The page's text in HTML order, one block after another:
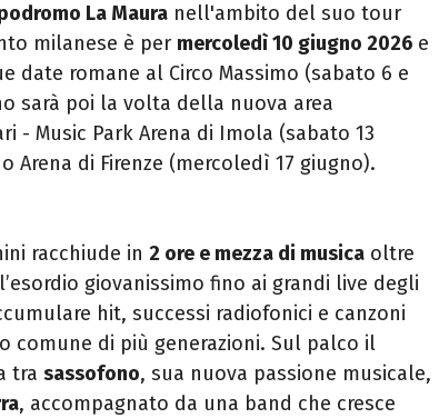
La Maura nell'ambito del suo tour
milanese è per mercoledì 10 giugno 2026 e
date romane al Circo Massimo (sabato 6 e
sarà poi la volta della nuova area
- Music Park Arena di Imola (sabato 13
Arena di Firenze (mercoledì 17 giugno).
racchiude in 2 ore e mezza di musica oltre
giovanissimo fino ai grandi live degli
hit, successi radiofonici e canzoni
comune di più generazioni. Sul palco il
tra sassofono, sua nuova passione musicale,
, accompagnato da una band che cresce